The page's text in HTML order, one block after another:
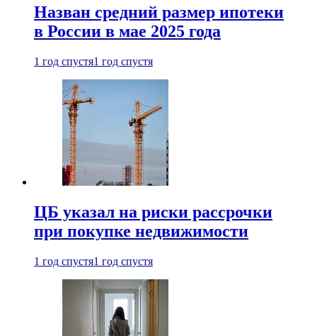
Назван средний размер ипотеки
в России в мае 2025 года
1 год спустя1 год спустя
ЦБ указал на риски рассрочки
при покупке недвижимости
1 год спустя1 год спустя